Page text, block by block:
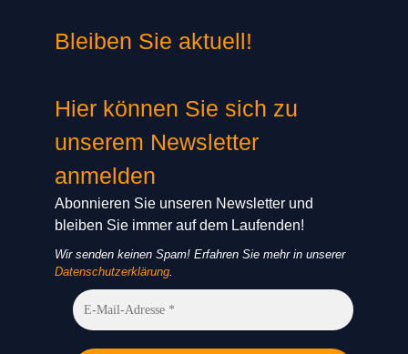
Bleiben Sie aktuell!
Hier können Sie sich zu
unserem Newsletter
anmelden
Abonnieren Sie unseren Newsletter und
bleiben Sie immer auf dem Laufenden!
Wir senden keinen Spam! Erfahren Sie mehr in unserer
Datenschutzerklärung